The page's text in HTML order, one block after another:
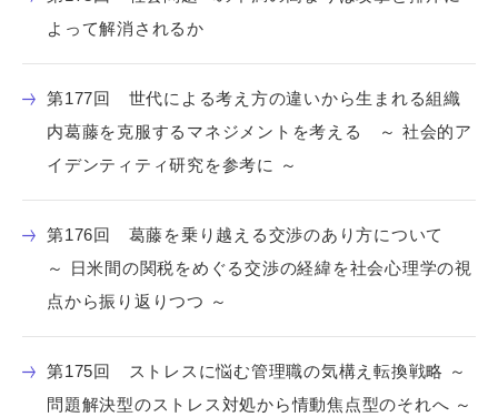
よって解消されるか
第177回 世代による考え方の違いから生まれる組織
内葛藤を克服するマネジメントを考える ～ 社会的ア
イデンティティ研究を参考に ～
第176回 葛藤を乗り越える交渉のあり方について
～ 日米間の関税をめぐる交渉の経緯を社会心理学の視
点から振り返りつつ ～
第175回 ストレスに悩む管理職の気構え転換戦略 ～
問題解決型のストレス対処から情動焦点型のそれへ ～